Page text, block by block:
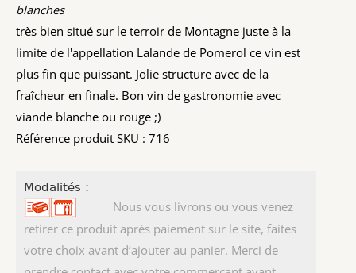
blanches
très bien situé sur le terroir de Montagne juste à la
limite de l'appellation Lalande de Pomerol ce vin est
plus fin que puissant. Jolie structure avec de la
fraîcheur en finale. Bon vin de gastronomie avec
viande blanche ou rouge ;)
Référence produit SKU : 716
Modalités :
Nous vous livrons ou vous venez
retirer ce produit après paiement sur le site, faites
votre choix avant d’ajouter au panier. Merci de